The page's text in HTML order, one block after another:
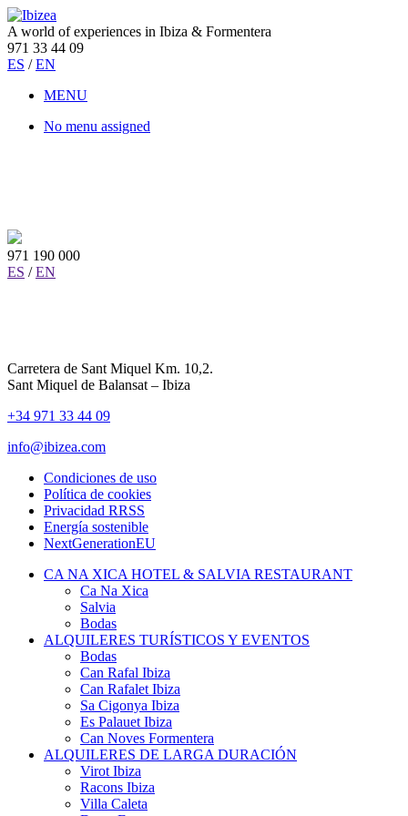
A world of experiences in Ibiza & Formentera
971 33 44 09
ES / EN
MENU
No menu assigned
971 190 000
ES / EN
Carretera de Sant Miquel Km. 10,2.
Sant Miquel de Balansat – Ibiza
+34 971 33 44 09
info@ibizea.com
Condiciones de uso
Política de cookies
Privacidad RRSS
Energía sostenible
NextGenerationEU
CA NA XICA HOTEL & SALVIA RESTAURANT
Ca Na Xica
Salvia
Bodas
ALQUILERES TURÍSTICOS Y EVENTOS
Bodas
Can Rafal Ibiza
Can Rafalet Ibiza
Sa Cigonya Ibiza
Es Palauet Ibiza
Can Noves Formentera
ALQUILERES DE LARGA DURACIÓN
Virot Ibiza
Racons Ibiza
Villa Caleta